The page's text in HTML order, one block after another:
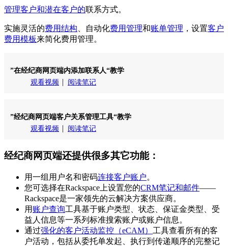
管理客户和潜在客户的联系方式。
实施灵活的费用结构 、自动化费用管理和账单管理 ，设置客户
费用模板来简化费用管理。
”在经纪商网页端内添加联系人“教学
观看视频
阅读笔记
”经纪商网页端客户关系管理工具“教学
观看视频
阅读笔记
经纪商网页端还提供很多其它功能：
用一组用户名和密码连接客户账户。
您可选择在Rackspace上设置您的CRM笔记和邮件——
Rackspace是一家领先的云解决方案供应商。
用 账户查询工具基于账户类型、状态、保证金类型、受
益人信息等一系列标准搜索账户或账户信息。
通过强化的客户活动监控（eCAM） 工具查看所有的客
户活动，包括从委托单发起、执行到传递顺序的完整记